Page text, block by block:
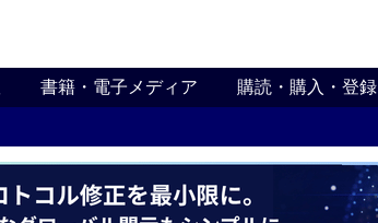
書籍・電子メディア 購読・購入・登録